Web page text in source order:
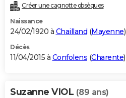
Créer une cagnotte obsèques
Naissance
24/02/1920 à Chailland (Mayenne)
Décès
11/04/2015 à Confolens (Charente)
Suzanne VIOL (89 ans)